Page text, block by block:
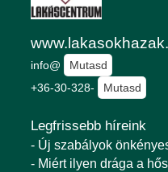
info@
Mutasd
+36-30-328-
Mutasd
Legfrissebb híreink
- Új szabályok
- Miért ilyen drága a